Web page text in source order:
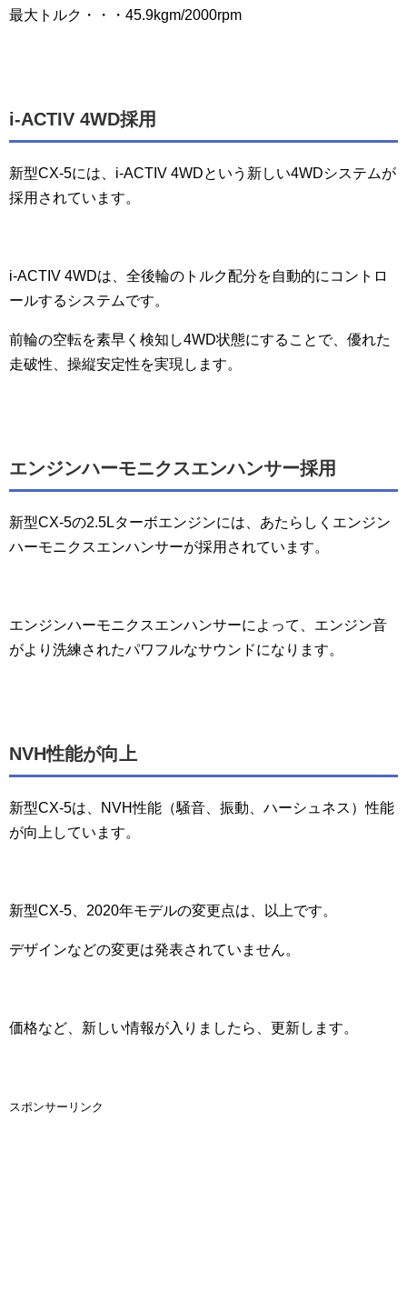
最大トルク・・・45.9kgm/2000rpm
i-ACTIV 4WD採用
新型CX-5には、i-ACTIV 4WDという新しい4WDシステムが
採用されています。
i-ACTIV 4WDは、全後輪のトルク配分を自動的にコントロ
ールするシステムです。
前輪の空転を素早く検知し4WD状態にすることで、優れた
走破性、操縦安定性を実現します。
エンジンハーモニクスエンハンサー採用
新型CX-5の2.5Lターボエンジンには、あたらしくエンジン
ハーモニクスエンハンサーが採用されています。
エンジンハーモニクスエンハンサーによって、エンジン音
がより洗練されたパワフルなサウンドになります。
NVH性能が向上
新型CX-5は、NVH性能（騒音、振動、ハーシュネス）性能
が向上しています。
新型CX-5、2020年モデルの変更点は、以上です。
デザインなどの変更は発表されていません。
価格など、新しい情報が入りましたら、更新します。
スポンサーリンク